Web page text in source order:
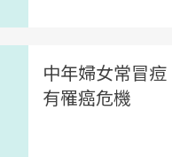
中年婦女常冒
有罹癌危機